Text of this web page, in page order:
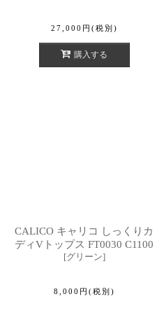
27,000 円 (税別)
購入する
CALICO キャリコ しっくりカ
ディVトップス FT0030 C1100
[グリーン]
8,000 円 (税別)